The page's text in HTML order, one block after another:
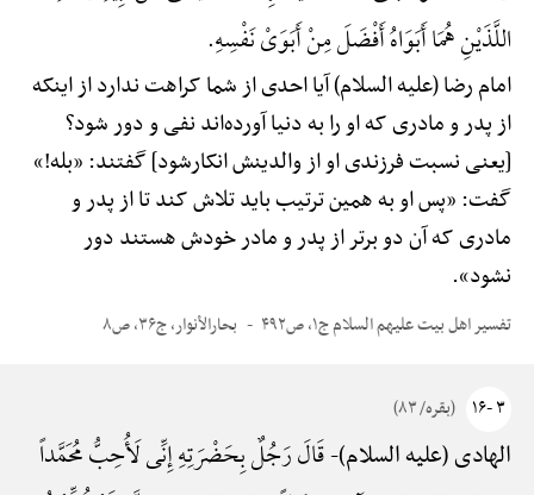
اللَّذَیْنِ هُمَا أَبَوَاهُ أَفْضَلَ مِنْ أَبَوَیْ نَفْسِهِ.
امام رضا (علیه السلام) آیا احدی از شما کراهت ندارد از اینکه
از پدر و مادری که او را به دنیا آورده‌اند نفی و دور شود؟
[یعنی نسبت فرزندی او از والدینش انکارشود] گفتند: «بله!»
گفت: «پس او به همین ترتیب باید تلاش کند تا از پدر و
مادری که آن دو برتر از پدر و مادر خودش هستند دور
نشود».
تفسیر اهل بیت علیهم السلام ج۱، ص۴۹۲ بحارالأنوار، ج۳۶، ص۸
۳ -۱۶ (بقره/ ۸۳)
الهادی (علیه السلام)-قَالَ رَجُلٌ بِحَضْرَتِهِ إِنِّی لَأُحِبُّ مُحَمَّداً